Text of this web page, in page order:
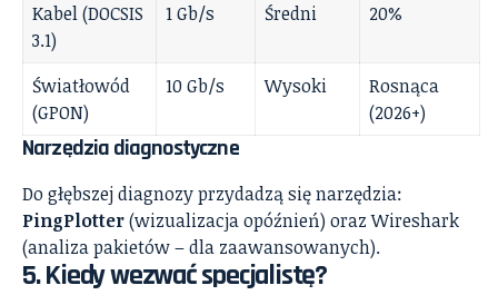
Kabel (DOCSIS
3.1)
1 Gb/s Średni 20%
Światłowód
(GPON)
10 Gb/s Wysoki
Rosnąca
(2026+)
Narzędzia diagnostyczne
Do głębszej diagnozy przydadzą się narzędzia:
PingPlotter(wizualizacja opóźnień) oraz Wireshark
(analiza pakietów – dla zaawansowanych).
5. Kiedy wezwać specjalistę?